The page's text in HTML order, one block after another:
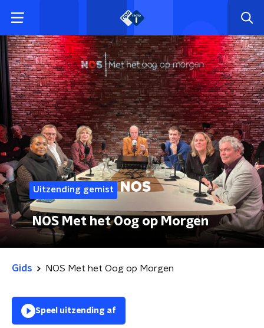
Uitzending gemist
NOS Met het Oog op Morgen
Gids NOS Met het Oog op Morgen
Speel uitzending af